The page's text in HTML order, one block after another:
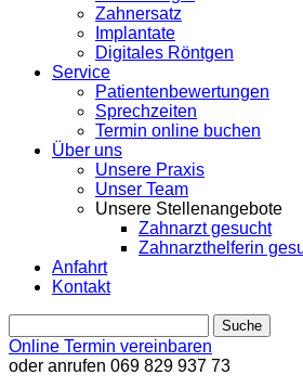
Zahnersatz
Implantate
Digitales Röntgen
Service
Patientenbewertungen
Sprechzeiten
Termin online buchen
Über uns
Unsere Praxis
Unser Team
Unsere Stellenangebote
Zahnarzt gesucht
Zahnarzthelferin
Anfahrt
Kontakt
Online Termin vereinbaren
oder anrufen 069 829 937 73